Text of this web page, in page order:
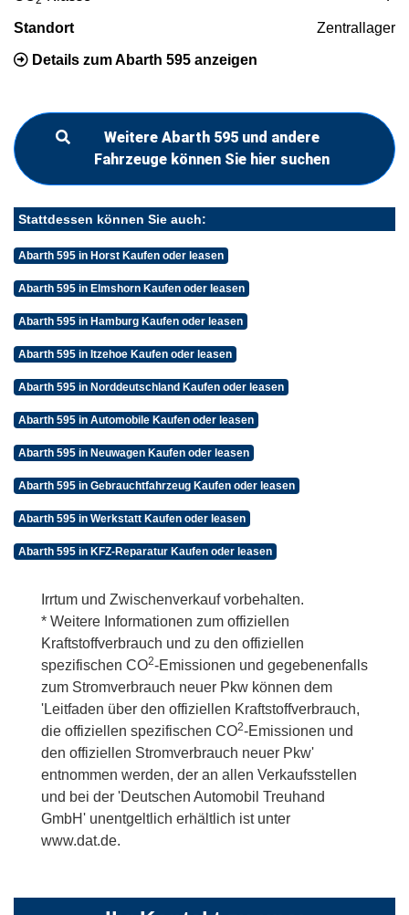
Standort Zentrallager
Details zum Abarth 595 anzeigen
Weitere Abarth 595 und andere
Fahrzeuge können Sie hier suchen
Stattdessen können Sie auch:
Abarth 595 in Horst Kaufen oder leasen
Abarth 595 in Elmshorn Kaufen oder leasen
Abarth 595 in Hamburg Kaufen oder leasen
Abarth 595 in Itzehoe Kaufen oder leasen
Abarth 595 in Norddeutschland Kaufen oder leasen
Abarth 595 in Automobile Kaufen oder leasen
Abarth 595 in Neuwagen Kaufen oder leasen
Abarth 595 in Gebrauchtfahrzeug Kaufen oder leasen
Abarth 595 in Werkstatt Kaufen oder leasen
Abarth 595 in KFZ-Reparatur Kaufen oder leasen
Irrtum und Zwischenverkauf vorbehalten.
* Weitere Informationen zum offiziellen
Kraftstoffverbrauch und zu den offiziellen
spezifischen CO2-Emissionen und gegebenenfalls
zum Stromverbrauch neuer Pkw können dem
'Leitfaden über den offiziellen Kraftstoffverbrauch,
die offiziellen spezifischen CO2-Emissionen und
den offiziellen Stromverbrauch neuer Pkw'
entnommen werden, der an allen Verkaufsstellen
und bei der 'Deutschen Automobil Treuhand
GmbH' unentgeltlich erhältlich ist unter
www.dat.de.